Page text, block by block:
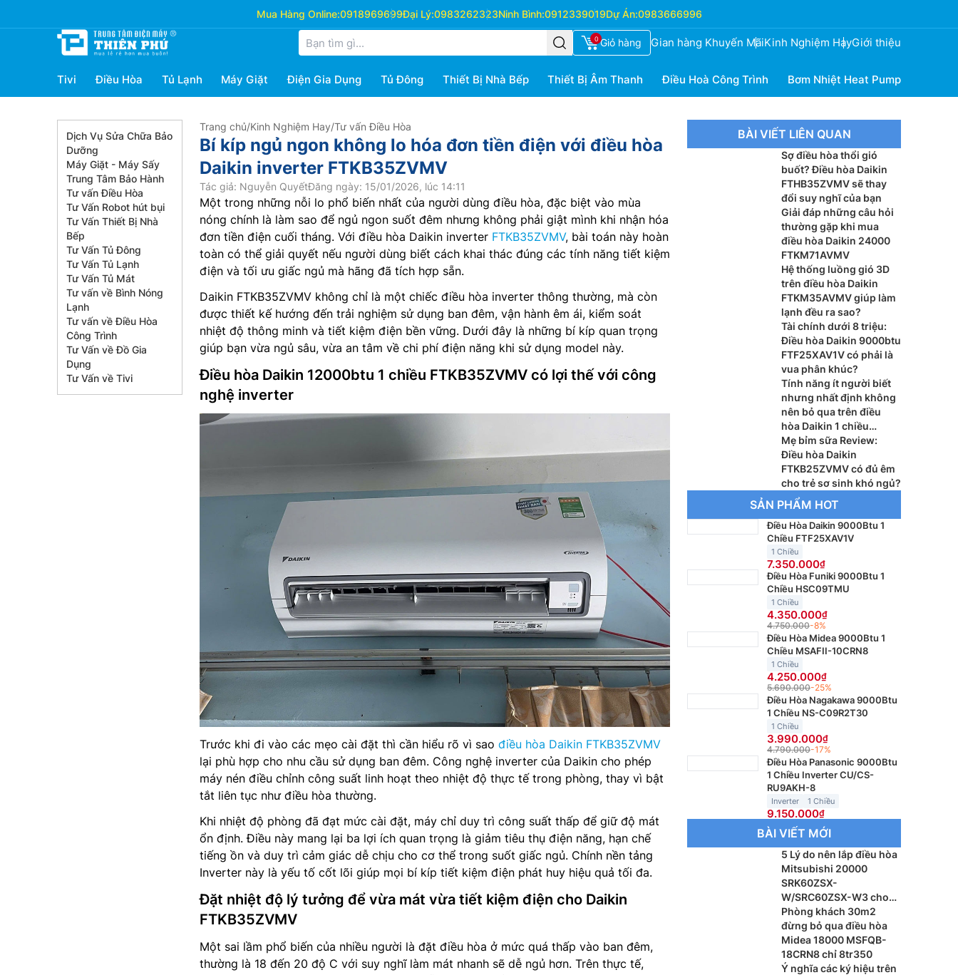
Mua Hàng Online:0918969699Đại Lý:0983262323Ninh Bình:0912339019Dự Án:0983666996
0 Giỏ hàng Gian hàng Khuyến MãiKinh Nghiệm HayGiới thiệu
Tivi Điều Hòa Tủ Lạnh Máy Giặt Điện Gia Dụng Tủ Đông Thiết Bị Nhà Bếp Thiết Bị Âm Thanh Điều Hoà Công Trình Bơm Nhiệt Heat Pump
Dịch Vụ Sửa Chữa Bảo
Dưỡng
Máy Giặt - Máy Sấy
Trung Tâm Bảo Hành
Tư vấn Điều Hòa
Tư Vấn Robot hút bụi
Tư Vấn Thiết Bị Nhà
Bếp
Tư Vấn Tủ Đông
Tư Vấn Tủ Lạnh
Tư Vấn Tủ Mát
Tư vấn về Bình Nóng
Lạnh
Tư vấn về Điều Hòa
Công Trình
Tư Vấn về Đồ Gia
Dụng
Tư Vấn về Tivi
Trang chủ/Kinh Nghiệm Hay/Tư vấn Điều Hòa
Bí kíp ngủ ngon không lo hóa đơn tiền điện với điều hòa
Daikin inverter FTKB35ZVMV
Tác giả: Nguyễn QuyếtĐăng ngày: 15/01/2026, lúc 14:11
Một trong những nỗi lo phổ biến nhất của người dùng điều hòa, đặc biệt vào mùa
nóng chính là làm sao để ngủ ngon suốt đêm nhưng không phải giật mình khi nhận hóa
đơn tiền điện cuối tháng. Với điều hòa Daikin inverter FTKB35ZVMV, bài toán này hoàn
toàn có thể giải quyết nếu người dùng biết cách khai thác đúng các tính năng tiết kiệm
điện và tối ưu giấc ngủ mà hãng đã tích hợp sẵn.
Daikin FTKB35ZVMV không chỉ là một chiếc điều hòa inverter thông thường, mà còn
được thiết kế hướng đến trải nghiệm sử dụng ban đêm, vận hành êm ái, kiểm soát
nhiệt độ thông minh và tiết kiệm điện bền vững. Dưới đây là những bí kíp quan trọng
giúp bạn vừa ngủ sâu, vừa an tâm về chi phí điện năng khi sử dụng model này.
Điều hòa Daikin 12000btu 1 chiều FTKB35ZVMV có lợi thế với công
nghệ inverter
Trước khi đi vào các mẹo cài đặt thì cần hiểu rõ vì sao điều hòa Daikin FTKB35ZVMV
lại phù hợp cho nhu cầu sử dụng ban đêm. Công nghệ inverter của Daikin cho phép
máy nén điều chỉnh công suất linh hoạt theo nhiệt độ thực tế trong phòng, thay vì bật
tắt liên tục như điều hòa thường.
Khi nhiệt độ phòng đã đạt mức cài đặt, máy chỉ duy trì công suất thấp để giữ độ mát
ổn định. Điều này mang lại ba lợi ích quan trọng là giảm tiêu thụ điện năng, hạn chế
tiếng ồn và duy trì cảm giác dễ chịu cho cơ thể trong suốt giấc ngủ. Chính nền tảng
Inverter này là yếu tố cốt lõi giúp mọi bí kíp tiết kiệm điện phát huy hiệu quả tối đa.
Đặt nhiệt độ lý tưởng để vừa mát vừa tiết kiệm điện cho Daikin
FTKB35ZVMV
Một sai lầm phổ biến của nhiều người là đặt điều hòa ở mức quá thấp vào ban đêm,
thường là 18 đến 20 độ C với suy nghĩ làm mát nhanh sẽ dễ ngủ hơn. Trên thực tế,
BÀI VIẾT LIÊN QUAN
Sợ điều hòa thổi gió
buốt? Điều hòa Daikin
FTHB35ZVMV sẽ thay
đổi suy nghĩ của bạn
Giải đáp những câu hỏi
thường gặp khi mua
điều hòa Daikin 24000
FTKM71AVMV
Hệ thống luồng gió 3D
trên điều hòa Daikin
FTKM35AVMV giúp làm
lạnh đều ra sao?
Tài chính dưới 8 triệu:
Điều hòa Daikin 9000btu
FTF25XAV1V có phải là
vua phân khúc?
Tính năng ít người biết
nhưng nhất định không
nên bỏ qua trên điều
hòa Daikin 1 chiều
FTHB35ZVMV
Mẹ bỉm sữa Review:
Điều hòa Daikin
FTKB25ZVMV có đủ êm
cho trẻ sơ sinh khó ngủ?
SẢN PHẨM HOT
Điều Hòa Daikin 9000Btu 1
Chiều FTF25XAV1V
1 Chiều
7.350.000
Điều Hòa Funiki 9000Btu 1
Chiều HSC09TMU
1 Chiều
4.350.000
4.750.000-8%
Điều Hòa Midea 9000Btu 1
Chiều MSAFII-10CRN8
1 Chiều
4.250.000
5.690.000-25%
Điều Hòa Nagakawa 9000Btu
1 Chiều NS-C09R2T30
1 Chiều
3.990.000
4.790.000-17%
Điều Hòa Panasonic 9000Btu
1 Chiều Inverter CU/CS-
RU9AKH-8
Inverter 1 Chiều
9.150.000
BÀI VIẾT MỚI
5 Lý do nên lắp điều hòa
Mitsubishi 20000
SRK60ZSX-
W/SRC60ZSX-W3 cho
phòng khách
Phòng khách 30m2
đừng bỏ qua điều hòa
Midea 18000 MSFQB-
18CRN8 chỉ 8tr350
Ý nghĩa các ký hiệu trên